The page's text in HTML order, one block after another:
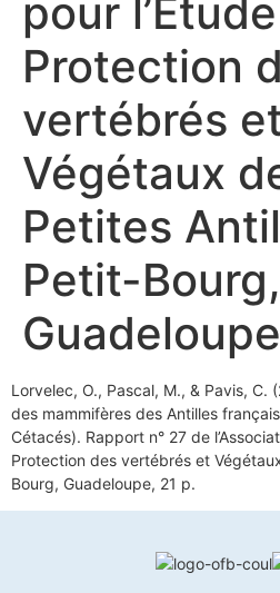
pour
Protection
vertébrés
Végétaux
Petites
Petit-Bourg,
Lorvelec, O., Pascal, M., & Pavis, C.
des mammifères des Antilles
Cétacés). Rapport n° 27 de
Protection des vertébrés et
Bourg, Guadeloupe, 21 p.